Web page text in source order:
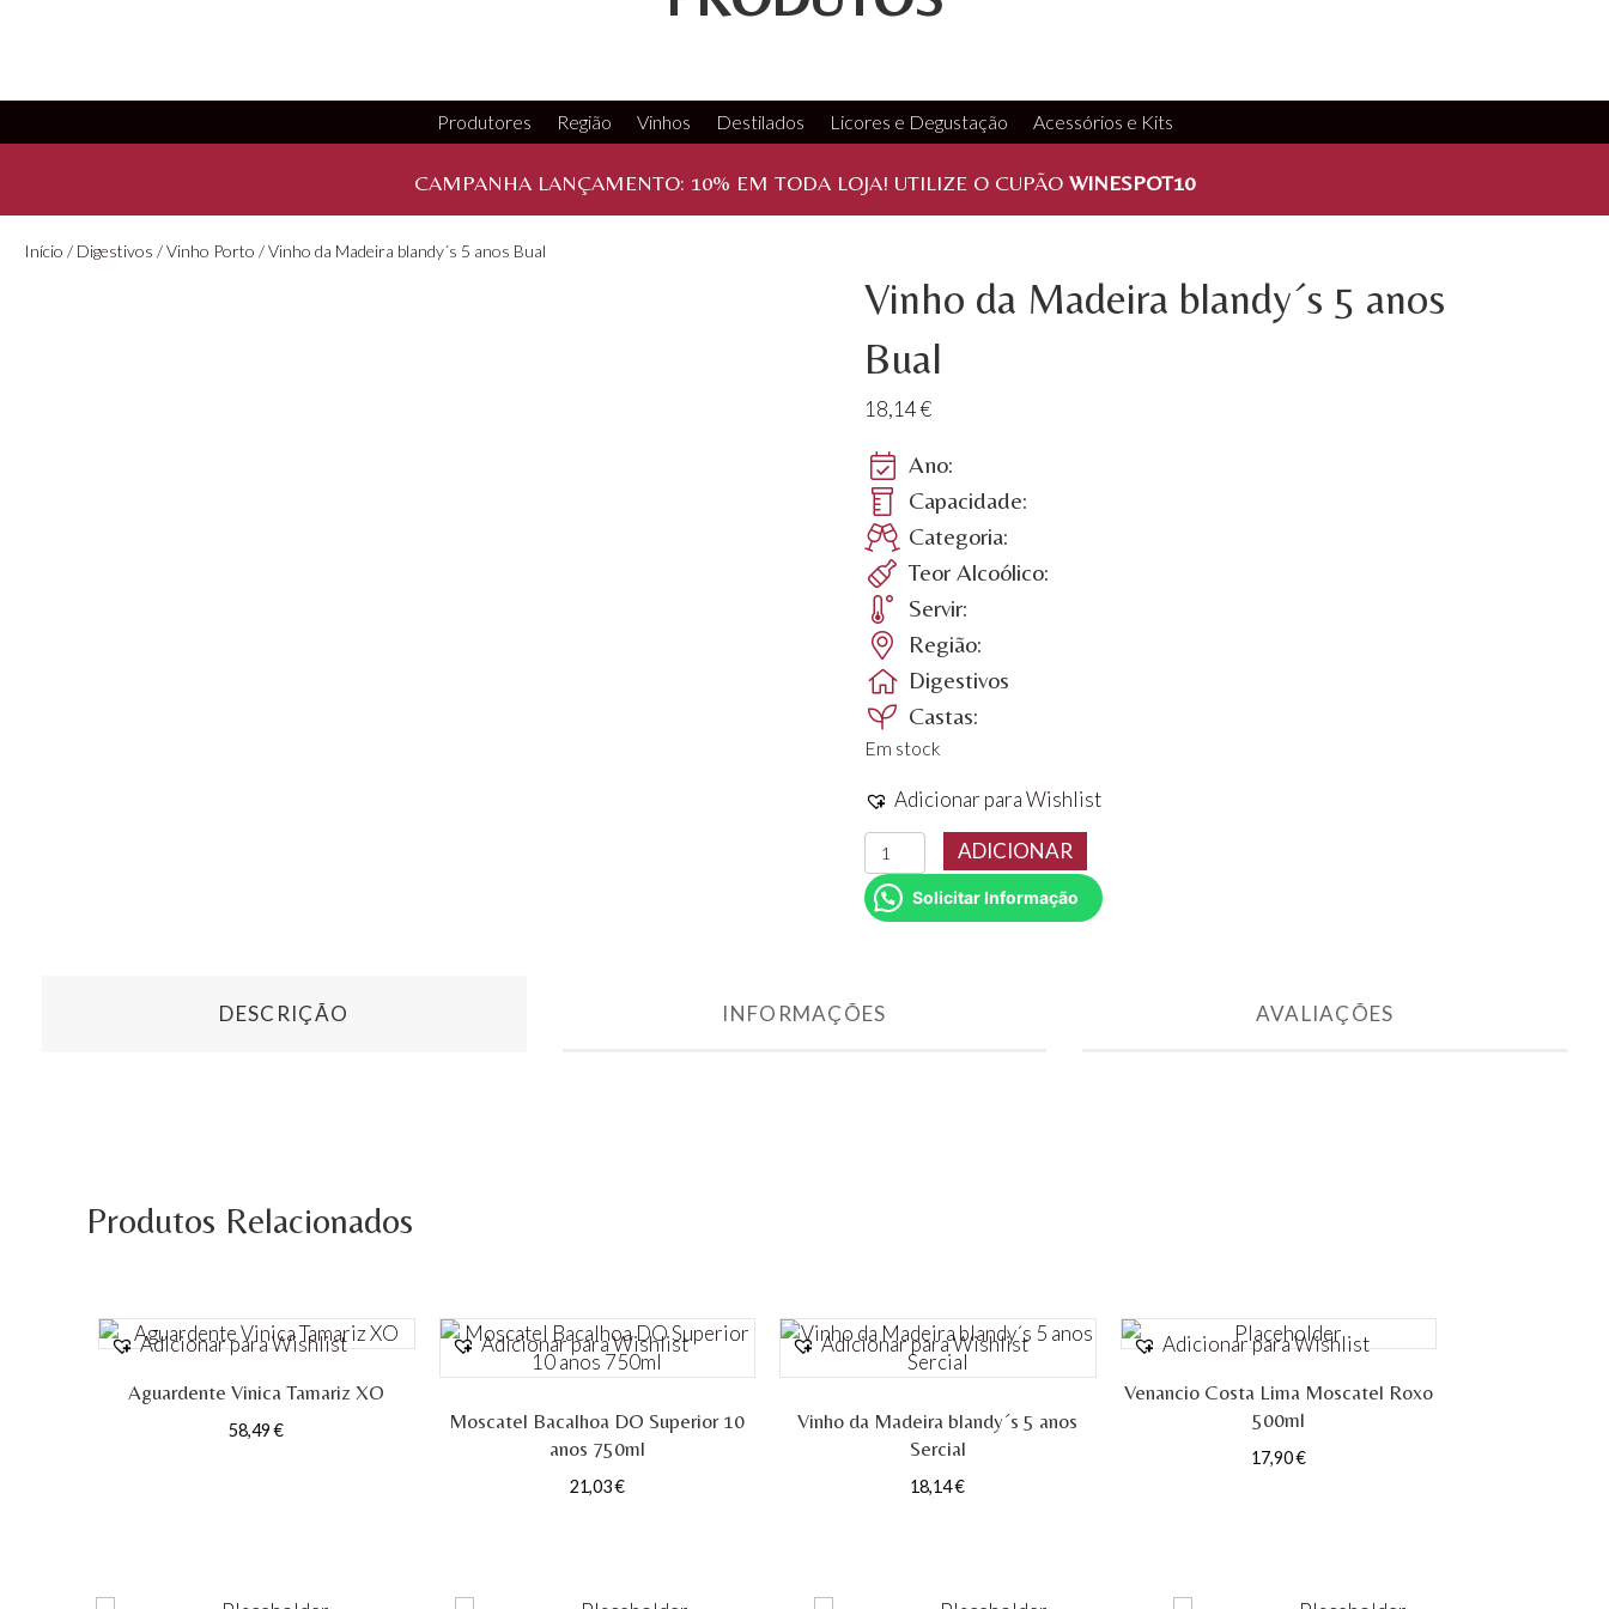
Produtores Região Vinhos Destilados Licores e Degustação Acessórios e Kits
CAMPANHA LANÇAMENTO: 10% EM TODA LOJA! UTILIZE O CUPÃO WINESPOT10
Início / Digestivos /Vinho Porto / Vinho da Madeira blandy´s 5 anos Bual
Vinho da Madeira blandy´s 5 anos
Bual
18,14€
Ano:
Capacidade:
Categoria:
Teor Alcoólico:
Servir:
Região:
Digestivos
Castas:
Em stock
Adicionar para Wishlist
Quantidade
de
Vinho
da
´s
ADICIONAR
Solicitar Informação
DESCRIÇÃO INFORMAÇÕES AVALIAÇÕES
Produtos Relacionados
Adicionar para Wishlist
Aguardente Vinica Tamariz XO
58,49€
Adicionar para Wishlist
Moscatel Bacalhoa DO Superior 10
anos 750ml
21,03€
Adicionar para Wishlist
Vinho da Madeira blandy´s 5 anos
Sercial
18,14€
Adicionar para Wishlist
Venancio Costa Lima Moscatel Roxo
500ml
17,90€